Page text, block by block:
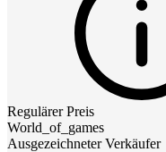
Regulärer Preis
World_of_games
Ausgezeichneter Verkäufer